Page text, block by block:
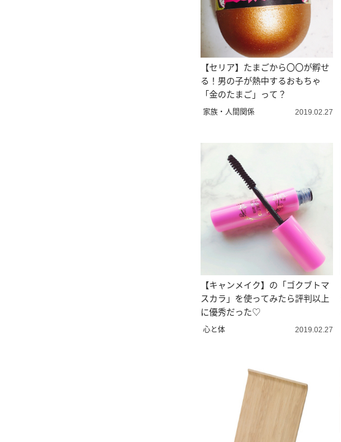
【セリア】たまごから〇〇が孵せ
る！男の子が熱中するおもちゃ
「金のたまご」って？
家族・人間関係 2019.02.27
【キャンメイク】の「ゴクブトマ
スカラ」を使ってみたら評判以上
に優秀だった♡
心と体 2019.02.27